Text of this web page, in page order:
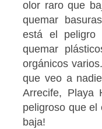
olor raro que
quemar
está el peligro
quemar
orgánicos
que veo a
Arrecife, Playa
peligroso que el
baja!